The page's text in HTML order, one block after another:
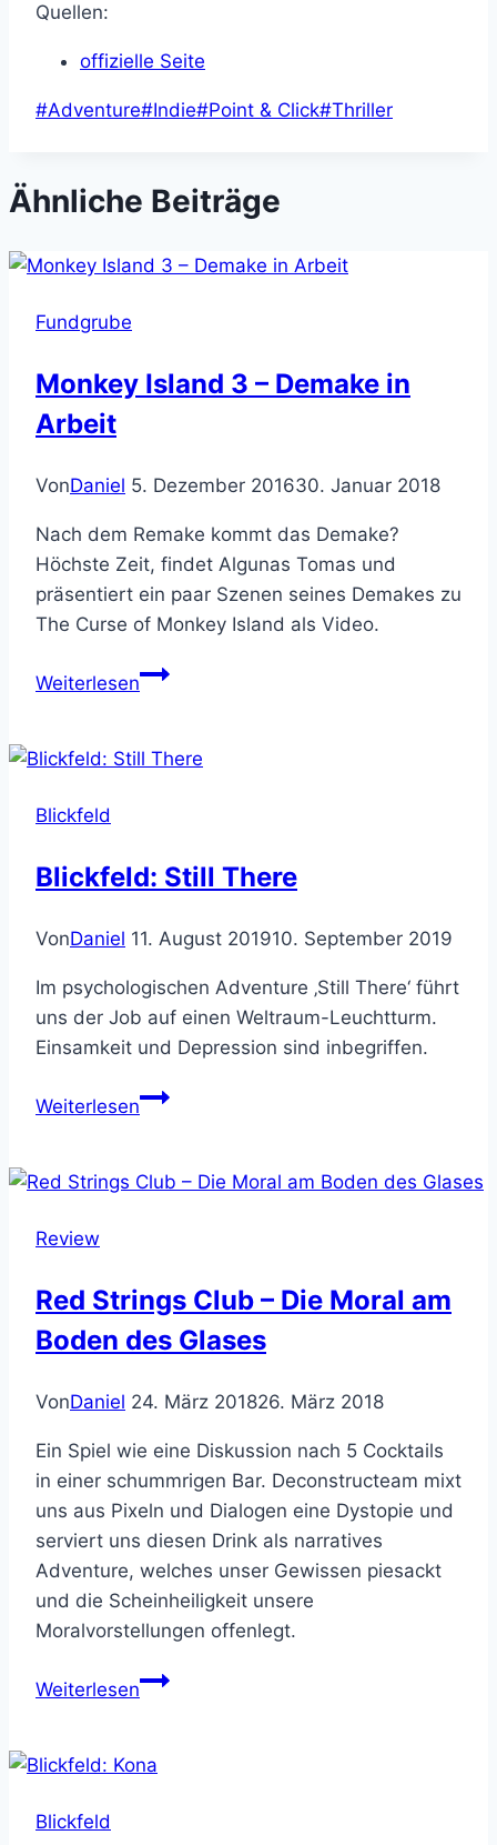
Quellen:
offizielle Seite
Schlagworte:
#Adventure#Indie#Point & Click#Thriller
Ähnliche Beiträge
Fundgrube
Monkey Island 3 – Demake in
Arbeit
VonDaniel 5. Dezember 201630. Januar 2018
Nach dem Remake kommt das Demake?
Höchste Zeit, findet Algunas Tomas und
präsentiert ein paar Szenen seines Demakes zu
The Curse of Monkey Island als Video.
WeiterlesenMonkey
–
Blickfeld
Blickfeld: Still There
VonDaniel 11. August 201910. September 2019
Im psychologischen Adventure ‚Still There‘ führt
uns der Job auf einen Weltraum-Leuchtturm.
Einsamkeit und Depression sind inbegriffen.
WeiterlesenBlickfeld:
Review
Red Strings Club – Die Moral am
Boden des Glases
VonDaniel 24. März 201826. März 2018
Ein Spiel wie eine Diskussion nach 5 Cocktails
in einer schummrigen Bar. Deconstructeam mixt
uns aus Pixeln und Dialogen eine Dystopie und
serviert uns diesen Drink als narratives
Adventure, welches unser Gewissen piesackt
und die Scheinheiligkeit unsere
Moralvorstellungen offenlegt.
WeiterlesenRed
–
Blickfeld